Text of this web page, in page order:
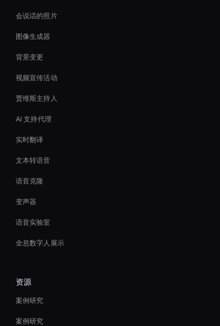
会说话的照片
图像生成器
背景变更
视频宣传活动
贾维斯主持人
AI 支持代理
实时翻译
文本转语音
语音克隆
变声器
语音实验室
全息数字人展示
资源
案例研究
案例研究